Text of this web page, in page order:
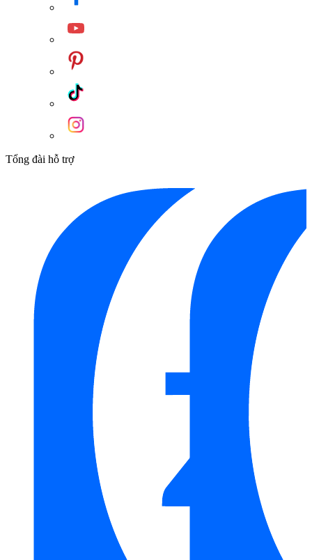
Hệ thống điều khiển của lò gồm hai núm vặn cơ truyền thống,
rất dễ sử dụng. Bạn có thể dễ dàng chọn chế độ nấu nướng và
điều chỉnh thời gian chỉ với thao tác xoay nhẹ, phù hợp với mọi
thành viên trong gia đình.
Ngoài ra, lò vi sóng Malloca MW-820 ECO còn có nhiều tính
năng tiện ích và an toàn khác. Chức năng rã đông thông minh
cho phép bạn rã đông thực phẩm theo trọng lượng hoặc thời
bị đèn chiếu sáng, giúp bạn dễ dàng quan sát quá trình nấu và
Chuông báo khi nấu xong cũng là một tính năng hữu ích, giúp
bạn không quên thức ăn trong lò, đảm bảo món ăn được lấy ra
kịp thời. Cửa lò được làm bằng kính cách nhiệt, tăng cường an
toàn cho người sử dụng trong quá trình hoạt động.
Mua lò vi sóng Malloca MW-820 ECO tại
Kim Quốc Tiến
Để sở hữu lò vi sóng Malloca MW-820 ECO chính hãng với
nhiều ưu đãi hấp dẫn, quý khách hàng hãy liên hệ ngay
. Chúng tôi cam kết cung cấp sản phẩm chất lượng
cao, bảo hành đầy đủ theo chính sách của nhà sản xuất, cùng
dịch vụ giao hàng và lắp đặt chuyên nghiệp. Gọi ngay số điện
nhất cho sản phẩm này!
Thiết Bị Bếp Lò Vi Sóng Malloca
Thiết Bị Nhà Bếp MALLOCA
Tổng đài hỗ trợ